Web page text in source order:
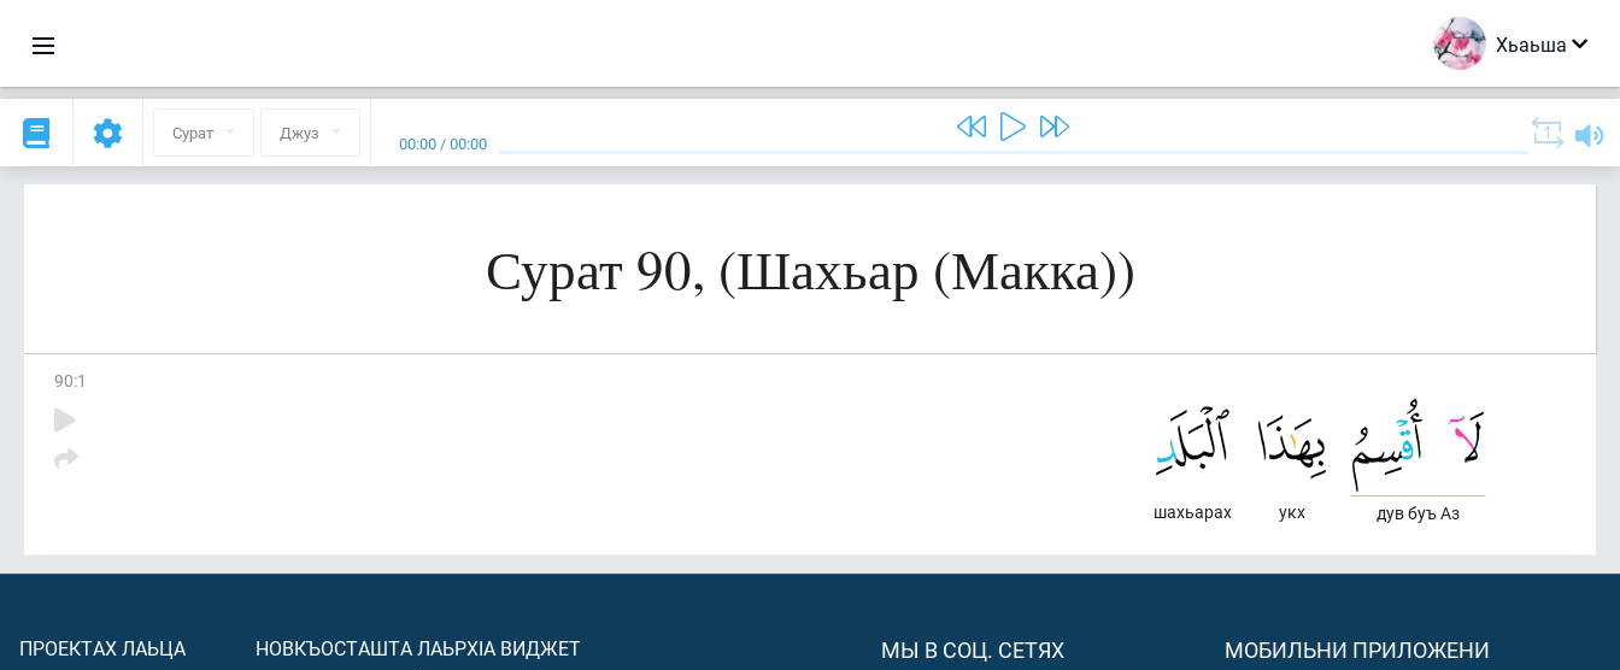
Хьаьша
Сурат Джуз 00:00 /00:00
Сурат 90, (Шахьар (Макка))
90:1
дув буъ Аз
укх
шахьарах
ПРОЕКТАХ ЛАЬЦА
НОВКЪОСТАШТА ЛАЬРХIА ВИДЖЕТ
МЫ В СОЦ. СЕТЯХ МОБИЛЬНИ ПРИЛОЖЕНИ